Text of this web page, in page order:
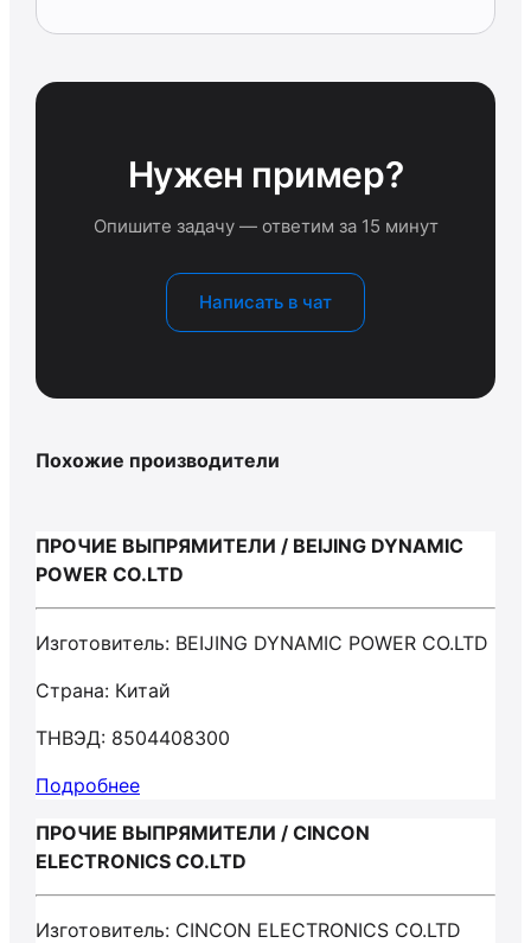
Нужен пример?
Опишите задачу — ответим за 15 минут
Написать в чат
Похожие производители
ПРОЧИЕ ВЫПРЯМИТЕЛИ / BEIJING DYNAMIC
POWER CO.LTD
Изготовитель: BEIJING DYNAMIC POWER CO.LTD
Страна: Китай
ТНВЭД: 8504408300
Подробнее
ПРОЧИЕ ВЫПРЯМИТЕЛИ / CINCON
ELECTRONICS CO.LTD
Изготовитель: CINCON ELECTRONICS CO.LTD